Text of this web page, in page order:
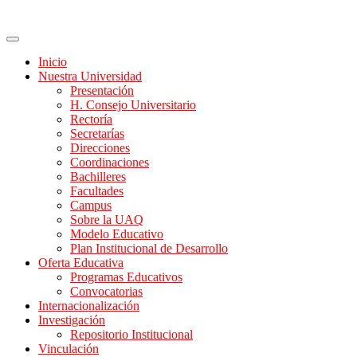
Inicio
Nuestra Universidad
Presentación
H. Consejo Universitario
Rectoría
Secretarías
Direcciones
Coordinaciones
Bachilleres
Facultades
Campus
Sobre la UAQ
Modelo Educativo
Plan Institucional de Desarrollo
Oferta Educativa
Programas Educativos
Convocatorias
Internacionalización
Investigación
Repositorio Institucional
Vinculación